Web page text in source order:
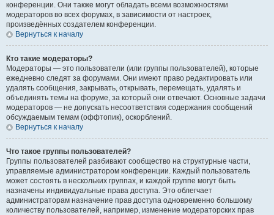
конференции. Они также могут обладать всеми возможностями
модераторов во всех форумах, в зависимости от настроек,
произведённых создателем конференции.
Вернуться к началу
Кто такие модераторы?
Модераторы — это пользователи (или группы пользователей), которые
ежедневно следят за форумами. Они имеют право редактировать или
удалять сообщения, закрывать, открывать, перемещать, удалять и
объединять темы на форуме, за который они отвечают. Основные задачи
модераторов — не допускать несоответствия содержания сообщений
обсуждаемым темам (оффтопик), оскорблений.
Вернуться к началу
Что такое группы пользователей?
Группы пользователей разбивают сообщество на структурные части,
управляемые администратором конференции. Каждый пользователь
может состоять в нескольких группах, и каждой группе могут быть
назначены индивидуальные права доступа. Это облегчает
администраторам назначение прав доступа одновременно большому
количеству пользователей, например, изменение модераторских прав